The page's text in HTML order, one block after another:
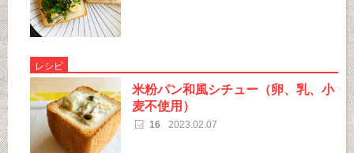
レシピ
米粉パン和風シチュー（卵、乳、小
麦不使用）
16 2023.02.07